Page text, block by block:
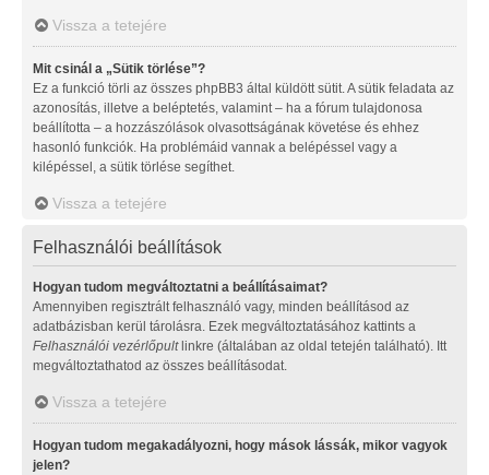
Vissza a tetejére
Mit csinál a „Sütik törlése”?
Ez a funkció törli az összes phpBB3 által küldött sütit. A sütik feladata az
azonosítás, illetve a beléptetés, valamint – ha a fórum tulajdonosa
beállította – a hozzászólások olvasottságának követése és ehhez
hasonló funkciók. Ha problémáid vannak a belépéssel vagy a
kilépéssel, a sütik törlése segíthet.
Vissza a tetejére
Felhasználói beállítások
Hogyan tudom megváltoztatni a beállításaimat?
Amennyiben regisztrált felhasználó vagy, minden beállításod az
adatbázisban kerül tárolásra. Ezek megváltoztatásához kattints a
Felhasználói vezérlőpultlinkre (általában az oldal tetején található). Itt
megváltoztathatod az összes beállításodat.
Vissza a tetejére
Hogyan tudom megakadályozni, hogy mások lássák, mikor vagyok
jelen?